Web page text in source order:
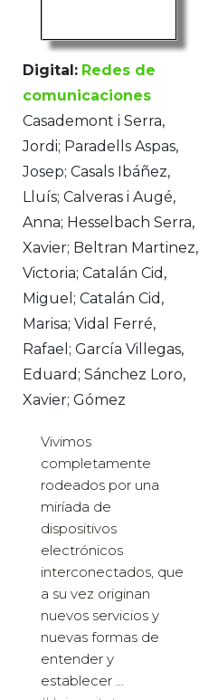
Digital: Redes de
comunicaciones
Casademont i Serra,
Jordi; Paradells Aspas,
Josep; Casals Ibáñez,
Lluís; Calveras i Augé,
Anna; Hesselbach Serra,
Xavier; Beltran Martinez,
Victoria; Catalán Cid,
Miguel; Catalán Cid,
Marisa; Vidal Ferré,
Rafael; García Villegas,
Eduard; Sánchez Loro,
Xavier; Gómez
Vivimos
completamente
rodeados por una
miríada de
dispositivos
electrónicos
interconectados, que
a su vez originan
nuevos servicios y
nuevas formas de
entender y
establecer ...